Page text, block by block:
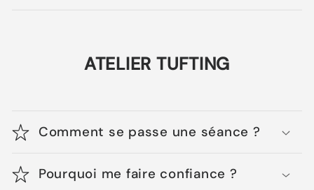
ATELIER TUFTING
Comment se passe une séance ?
Pourquoi me faire confiance ?